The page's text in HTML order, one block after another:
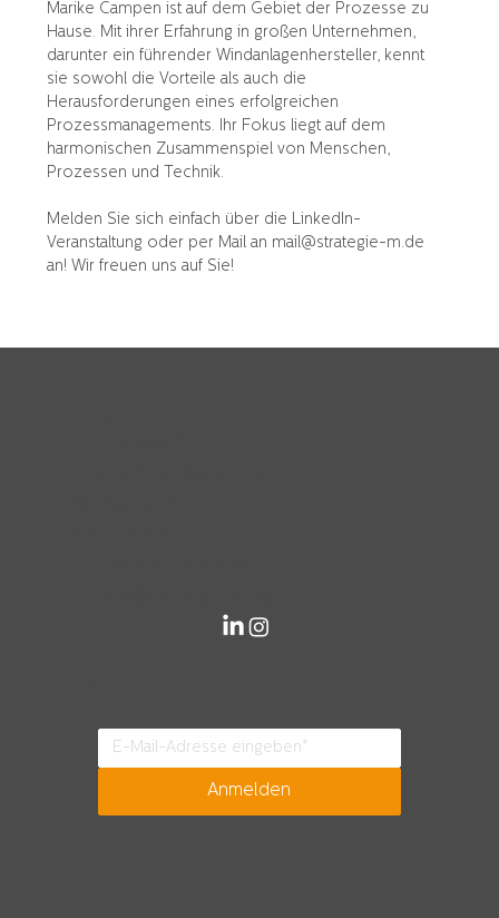
Marike Campen ist auf dem Gebiet der Prozesse zu
Hause. Mit ihrer Erfahrung in großen Unternehmen,
darunter ein führender Windanlagenhersteller, kennt
sie sowohl die Vorteile als auch die
Herausforderungen eines erfolgreichen
Prozessmanagements. Ihr Fokus liegt auf dem
harmonischen Zusammenspiel von Menschen,
Prozessen und Technik.
Melden Sie sich einfach über die LinkedIn-
Veranstaltung oder per Mail an mail@strategie-m.de
an! Wir freuen uns auf Sie!
Anmelden